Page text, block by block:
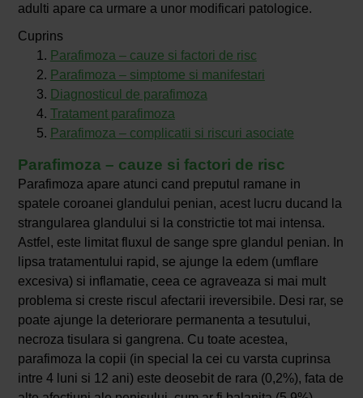
adulti apare ca urmare a unor modificari patologice.
Cuprins
Parafimoza – cauze si factori de risc
Parafimoza – simptome si manifestari
Diagnosticul de parafimoza
Tratament parafimoza
Parafimoza – complicatii si riscuri asociate
Parafimoza – cauze si factori de risc
Parafimoza apare atunci cand preputul ramane in
spatele coroanei glandului penian, acest lucru ducand la
strangularea glandului si la constrictie tot mai intensa.
Astfel, este limitat fluxul de sange spre glandul penian. In
lipsa tratamentului rapid, se ajunge la edem (umflare
excesiva) si inflamatie, ceea ce agraveaza si mai mult
problema si creste riscul afectarii ireversibile. Desi rar, se
poate ajunge la deteriorare permanenta a tesutului,
necroza tisulara si gangrena. Cu toate acestea,
parafimoza la copii (in special la cei cu varsta cuprinsa
intre 4 luni si 12 ani) este deosebit de rara (0,2%), fata de